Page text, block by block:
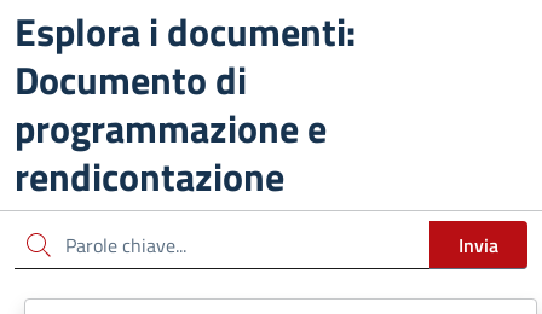
Esplora i documenti:
Documento di
programmazione e
rendicontazione
Cerca Invia